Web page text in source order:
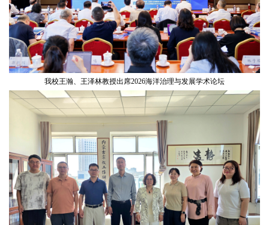
我校王瀚、王泽林教授出席2026海洋治理与发展学术论坛